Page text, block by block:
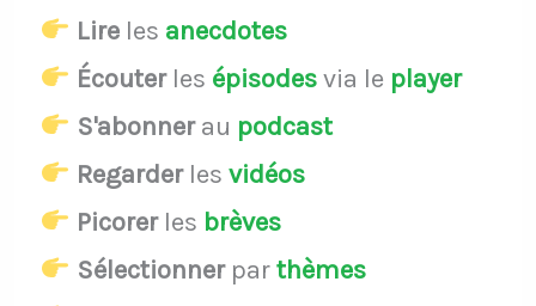
Lireles anecdotes
Écouterles épisodesvia le player
S'abonnerau podcast
Regarderles vidéos
Picorerles brèves
Sélectionnerparthèmes